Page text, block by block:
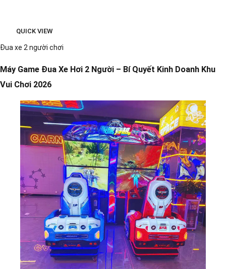
QUICK VIEW
Đua xe 2 người chơi
Máy Game Đua Xe Hơi 2 Người – Bí Quyết Kinh Doanh Khu
Vui Chơi 2026